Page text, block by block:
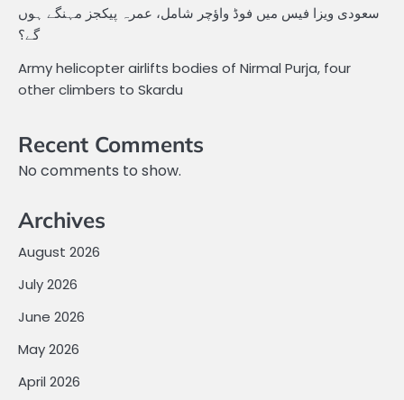
سعودی ویزا فیس میں فوڈ واؤچر شامل، عمرہ پیکجز مہنگے ہوں
گے؟
Army helicopter airlifts bodies of Nirmal Purja, four
other climbers to Skardu
Recent Comments
No comments to show.
Archives
August 2026
July 2026
June 2026
May 2026
April 2026